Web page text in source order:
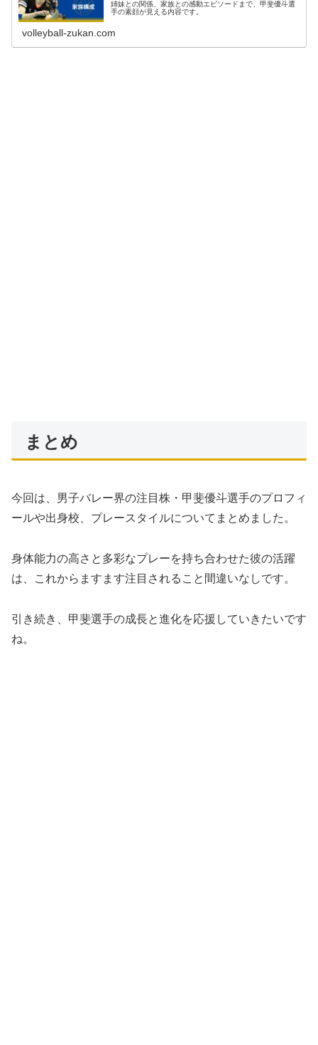
姉妹との関係、家族との感動エピソードまで、甲斐優斗選
手の素顔が見える内容です。
volleyball-zukan.com
まとめ
今回は、男子バレー界の注目株・甲斐優斗選手のプロフィ
ールや出身校、プレースタイルについてまとめました。
身体能力の高さと多彩なプレーを持ち合わせた彼の活躍
は、これからますます注目されること間違いなしです。
引き続き、甲斐選手の成長と進化を応援していきたいです
ね。